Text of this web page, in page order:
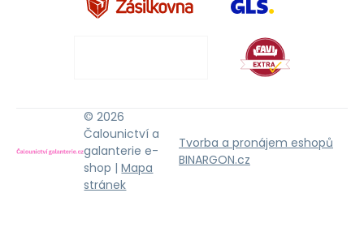
© 2026
Čalounictví a
galanterie e-
shop |Mapa
stránek
Tvorba a pronájem eshopů
BINARGON.cz